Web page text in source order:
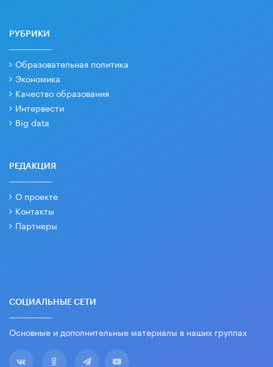
РУБРИКИ
Образовательная политика
Экономика
Качество образования
Интервести
Big data
РЕДАКЦИЯ
О проекте
Контакты
Партнеры
СОЦИАЛЬНЫЕ СЕТИ
Основные и дополнительные материалы в наших группах